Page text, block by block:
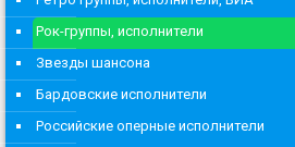
Рок-группы, исполнители
Звезды шансона
Бардовские исполнители
Российские оперные исполнители